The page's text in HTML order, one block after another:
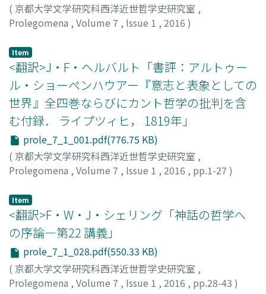
( 京都大学文学研究科西洋近世哲学史研究室 ,
Prolegomena , Volume 7 , Issue 1 , 2016 )
Item
<翻訳>J・F・ヘルバルト「書評：アルトゥー
ル・ショーペンハウアー『意志と表象としての
世界』全四巻ならびにカント哲学の批判を含
む付録． ライプツィヒ， 1819年」
prole_7_1_001.pdf(776.75 KB)
( 京都大学文学研究科西洋近世哲学史研究室 ,
Prolegomena , Volume 7 , Issue 1 , 2016 , pp.1-27 )
Item
<翻訳>F・W・J・シェリング「神話の哲学へ
の序論―第22 講義」
prole_7_1_028.pdf(550.33 KB)
( 京都大学文学研究科西洋近世哲学史研究室 ,
Prolegomena , Volume 7 , Issue 1 , 2016 , pp.28-43 )